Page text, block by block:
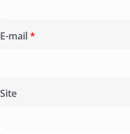
E-mail*
Site